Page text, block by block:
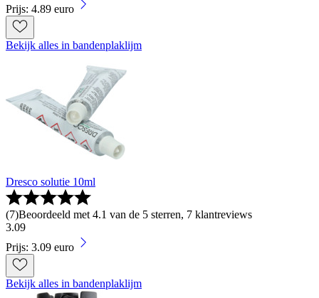
Prijs: 4.89 euro
Bekijk alles in bandenplaklijm
Dresco solutie 10ml
(7)Beoordeeld met 4.1 van de 5 sterren, 7 klantreviews
3.09
Prijs: 3.09 euro
Bekijk alles in bandenplaklijm